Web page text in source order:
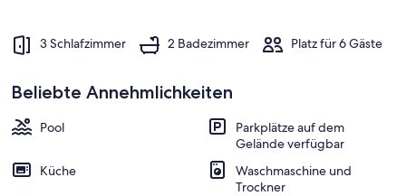
3 Schlafzimmer 2 Badezimmer Platz für 6 Gäste
Beliebte Annehmlichkeiten
Pool
Parkplätze auf dem
Gelände verfügbar
Küche
Waschmaschine und
Trockner